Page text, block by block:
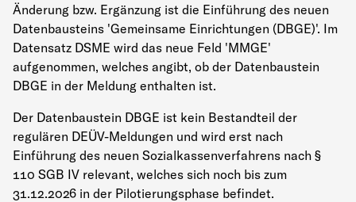
Änderung bzw. Ergänzung ist die Einführung des neuen
Datenbausteins 'Gemeinsame Einrichtungen (DBGE)'. Im
Datensatz DSME wird das neue Feld 'MMGE'
aufgenommen, welches angibt, ob der Datenbaustein
DBGE in der Meldung enthalten ist.
Der Datenbaustein DBGE ist kein Bestandteil der
regulären DEÜV-Meldungen und wird erst nach
Einführung des neuen Sozialkassenverfahrens nach §
110 SGB IV relevant, welches sich noch bis zum
31.12.2026 in der Pilotierungsphase befindet.